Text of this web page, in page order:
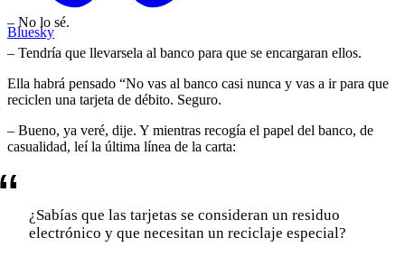
Bluesky
– No lo sé.
– Tendría que llevarsela al banco para que se encargaran ellos.
Ella habrá pensado “No vas al banco casi nunca y vas a ir para que
reciclen una tarjeta de débito. Seguro.
– Bueno, ya veré, dije. Y mientras recogía el papel del banco, de
casualidad, leí la última línea de la carta:
¿Sabías que las tarjetas se consideran un residuo
electrónico y que necesitan un reciclaje especial?